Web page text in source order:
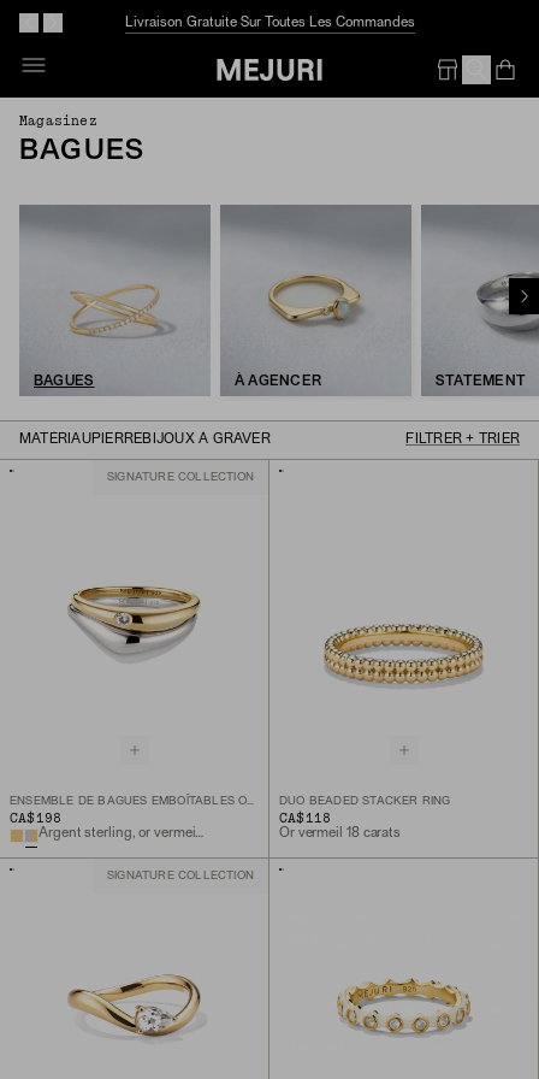
Livraison Gratuite Sur Toutes Les Commandes
Magasinez
BAGUES
BAGUES À AGENCER STATEMENT
MATÉRIAUPIERRE BIJOUX À GRAVER FILTRER + TRIER
SIGNATURE COLLECTION
ENSEMBLE DE BAGUES EMBOÎTABLES ORGANIC DÔME
CA$198
Argent sterling, or vermeil 18 carats, saphir blanc de laboratoire
DUO BEADED STACKER RING
CA$118
Or vermeil 18 carats
SIGNATURE COLLECTION